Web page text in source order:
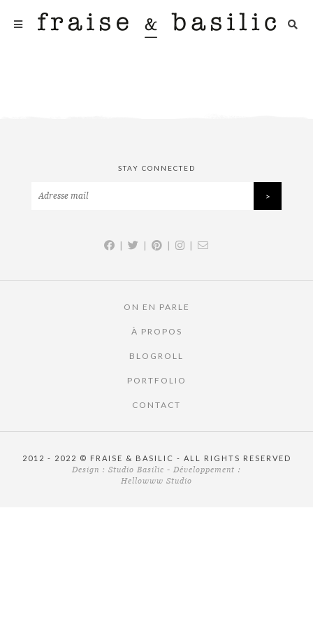
STAY CONNECTED
| | | |
ON EN PARLE
À PROPOS
BLOGROLL
PORTFOLIO
CONTACT
2012 - 2022 © FRAISE & BASILIC - ALL RIGHTS RESERVED
Design : Studio Basilic - Développement :
Hellowww Studio